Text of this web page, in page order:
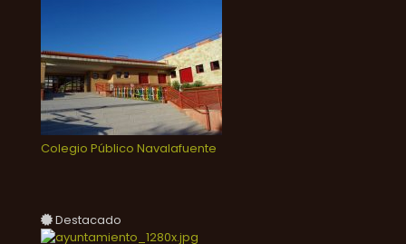
Colegio Público Navalafuente
Destacado